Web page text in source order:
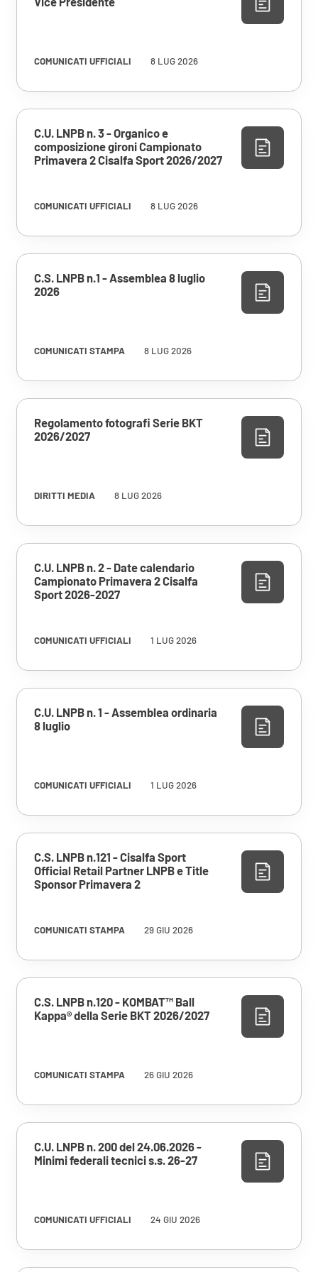
COMUNICATI UFFICIALI 8 LUG 2026
C.U. LNPB n. 3 - Organico e
composizione gironi Campionato
Primavera 2 Cisalfa Sport 2026/2027
COMUNICATI UFFICIALI 8 LUG 2026
C.S. LNPB n.1 - Assemblea 8 luglio
2026
COMUNICATI STAMPA 8 LUG 2026
Regolamento fotografi Serie BKT
2026/2027
DIRITTI MEDIA 8 LUG 2026
C.U. LNPB n. 2 - Date calendario
Campionato Primavera 2 Cisalfa
Sport 2026-2027
COMUNICATI UFFICIALI 1 LUG 2026
C.U. LNPB n. 1 - Assemblea ordinaria
8 luglio
COMUNICATI UFFICIALI 1 LUG 2026
C.S. LNPB n.121 - Cisalfa Sport
Official Retail Partner LNPB e Title
Sponsor Primavera 2
COMUNICATI STAMPA 29 GIU 2026
C.S. LNPB n.120 - KOMBAT™ Ball
Kappa® della Serie BKT 2026/2027
COMUNICATI STAMPA 26 GIU 2026
C.U. LNPB n. 200 del 24.06.2026 -
Minimi federali tecnici s.s. 26-27
COMUNICATI UFFICIALI 24 GIU 2026